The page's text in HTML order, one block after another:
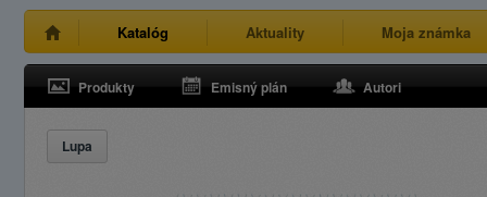
Katalóg Aktuality Moja známka
Produkty Emisný plán Autori
Lupa